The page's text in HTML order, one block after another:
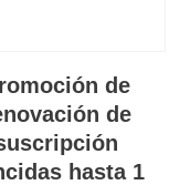
de
de
hasta 1